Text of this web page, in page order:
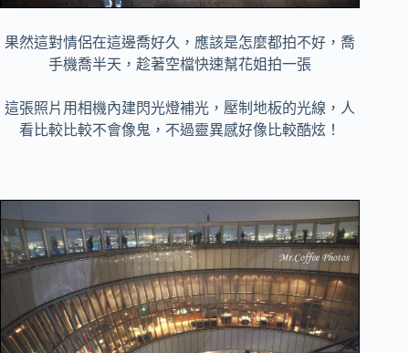
果然這對情侶在這邊喬好久，應該是怎麼都拍不好，喬
手機喬半天，趁著空檔快速幫花姐拍一張
這張照片用相機內建閃光燈補光，壓制地板的光線，人
看比較比較不會像鬼，不過靈異感好像比較酷炫！